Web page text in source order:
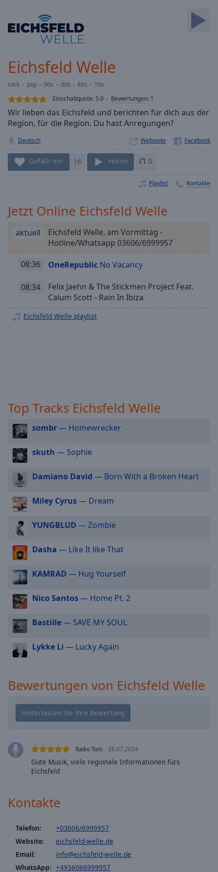
Forward
Loaded :
0.00%
Stream
TypeLIVE
live,
currently
behind
LIVE
Remaining
1x
Rate
Chapters
Descriptions
descriptions
off,
settings
subtitles
off
selected
Audio
Track
Picture-
in-
Picture
Fullscreen
window.
Beginning
dialog
window.
Escape
close
window.
Color
Text
Background
Opacity
Eichsfeld Welle
rock pop 90s 00s 80s
10s
Einschaltquote: 5.0 Bewertungen: 1
Wir lieben das Eichsfeld und berichten für dich aus der
Region, für die Region. Du hast Anregungen?
Deutsch Webseite
Gefällt mir 16 Hören 0
Playlist Kontakte
Jetzt Online Eichsfeld Welle
aktuell
Eichsfeld Welle, am Vormittag -
Hotline/Whatsapp 03606/6999957
08:36 OneRepublic No Vacancy
08:34
Felix Jaehn & The Stickmen Project Feat.
Calum Scott - Rain In Ibiza
Eichsfeld Welle playlist
Top Tracks Eichsfeld Welle
sombr— Homewrecker
skuth — Sophie
Damiano David — Born With a Broken Heart
Miley Cyrus— Dream
YUNGBLUD — Zombie
Dasha — Like It like That
KAMRAD — Hug Yourself
Nico Santos— Home Pt. 2
Bastille— SAVE MY SOUL
Lykke Li — Lucky Again
Bewertungen von Eichsfeld Welle
Radio Tom 26.07.2024
Gute Musik, viele regionale Informationen fürs
Eichsfeld
Kontakte
Telefon:
+03606/6999957
Website:
eichsfeld-welle.de
Email:
info@eichsfeld-welle.de
WhatsApp: +4936066999957